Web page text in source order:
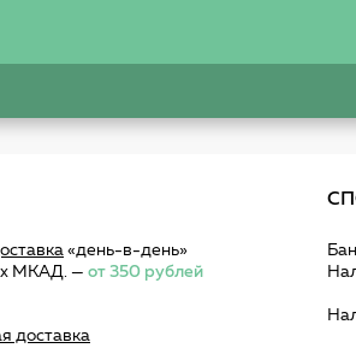
«день-в-день»
МКАД. — от 350 рублей
доставка